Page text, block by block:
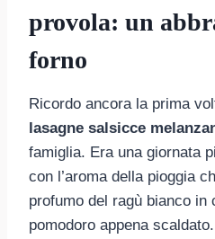
provola: un
forno
Ricordo ancora la prima
lasagne salsicce
famiglia. Era una giornata
con l’aroma della pioggia
profumo del ragù bianco in
pomodoro appena